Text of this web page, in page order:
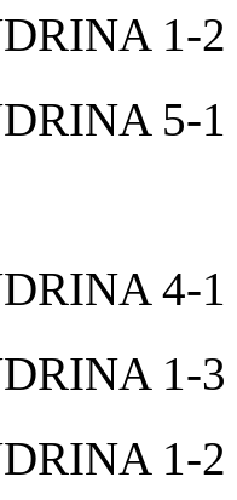
1-
5-
4-
1-
1-